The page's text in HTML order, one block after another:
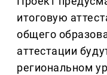
итоговую
общего
аттестации
региональном